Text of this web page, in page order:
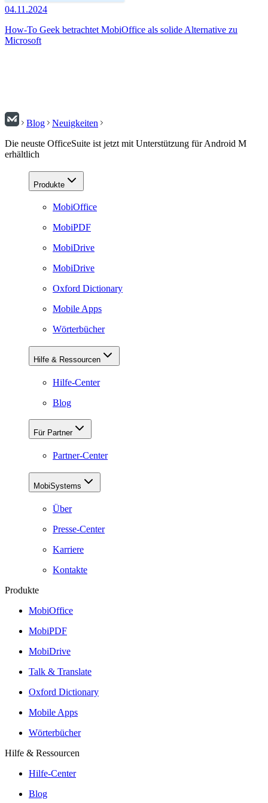
04.11.2024
How-To Geek betrachtet MobiOffice als solide Alternative zu
Microsoft
Blog
Neuigkeiten
Die neuste OfficeSuite ist jetzt mit Unterstützung für Android M
erhältlich
Produkte
MobiOffice
MobiPDF
MobiDrive
MobiDrive
Oxford Dictionary
Mobile Apps
Wörterbücher
Hilfe & Ressourcen
Hilfe-Center
Blog
Für Partner
Partner-Center
MobiSystems
Über
Presse-Center
Karriere
Kontakte
Produkte
MobiOffice
MobiPDF
MobiDrive
Talk & Translate
Oxford Dictionary
Mobile Apps
Wörterbücher
Hilfe & Ressourcen
Hilfe-Center
Blog